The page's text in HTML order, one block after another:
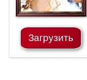
Загрузить